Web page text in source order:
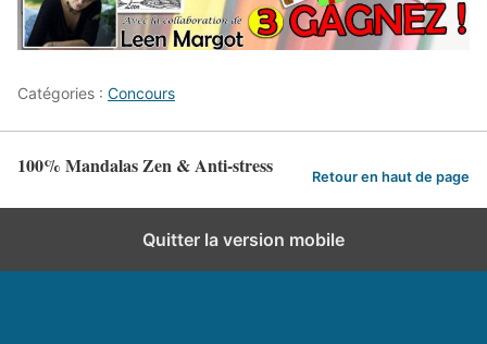
Catégories : Concours
100% Mandalas Zen & Anti-stress Retour en haut de page
Quitter la version mobile